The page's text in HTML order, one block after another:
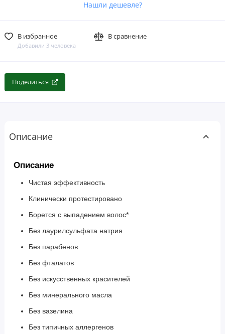
Нашли дешевле?
В избранное
Добавили 3 человека
В сравнение
Поделиться
Описание
Описание
Чистая эффективность
Клинически протестировано
Борется с выпадением волос*
Без лаурилсульфата натрия
Без парабенов
Без фталатов
Без искусственных красителей
Без минерального масла
Без вазелина
Без типичных аллергенов